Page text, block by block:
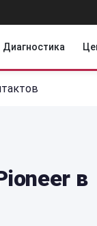
Диагностика
в